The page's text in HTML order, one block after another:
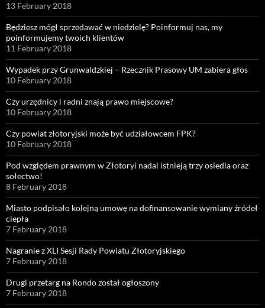
13 February 2018
Będziesz mógł sprzedawać w niedzielę? Poinformuj nas, my
poinformujemy twoich klientów
11 February 2018
Wypadek przy Grunwaldzkiej – Rzecznik Prasowy UM zabiera głos
10 February 2018
Czy urzędnicy i radni znają prawo miejscowe?
10 February 2018
Czy powiat złotoryjski może być udziałowcem FPK?
10 February 2018
Pod względem prawnym w Złotoryi nadal istnieją trzy osiedla oraz
sołectwo!
8 February 2018
Miasto podpisało kolejną umowę na dofinansowanie wymiany źródeł
ciepła
7 February 2018
Nagranie z XLI Sesji Rady Powiatu Złotoryjskiego
7 February 2018
Drugi przetarg na Rondo został ogłoszony
7 February 2018